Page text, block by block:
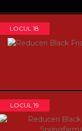
LOCUL 18
LOCUL 19